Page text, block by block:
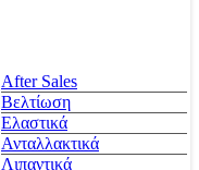
Αfter Sales
Βελτίωση
Ελαστικά
Ανταλλακτικά
Λιπαντικά